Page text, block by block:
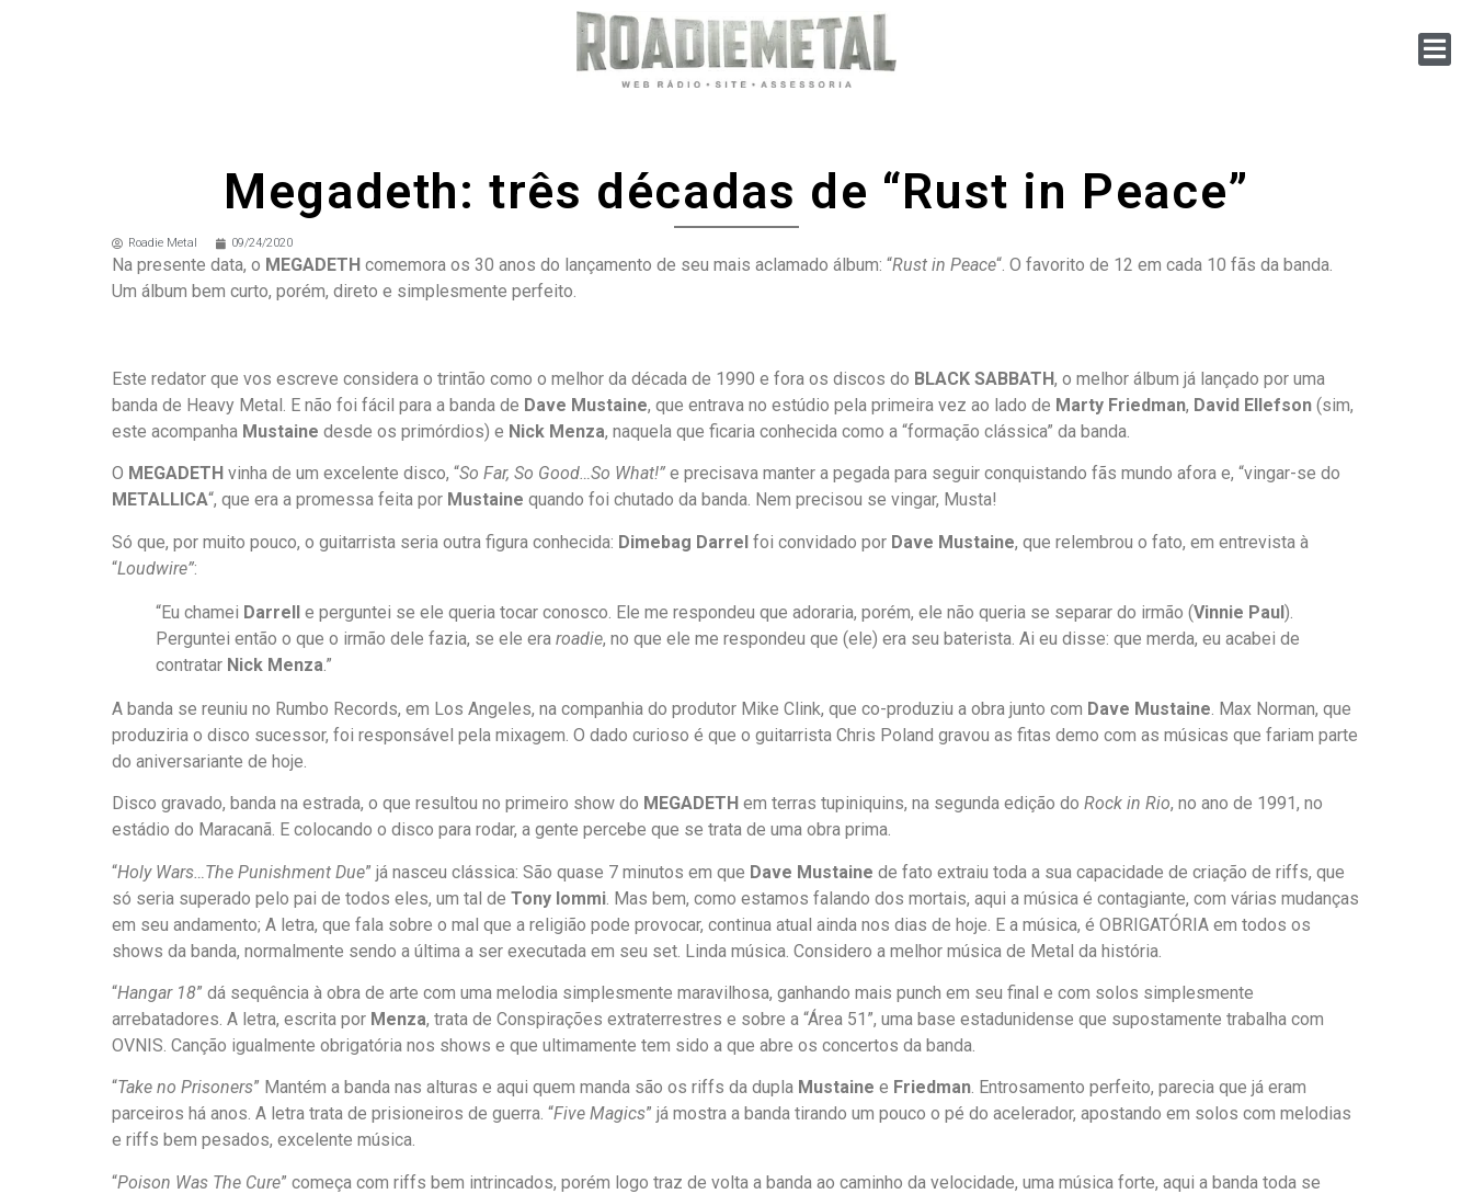
Megadeth: três décadas de “Rust in Peace”
Roadie Metal 09/24/2020
Na presente data, o MEGADETH comemora os 30 anos do lançamento de seu mais aclamado álbum: “Rust in Peace“. O favorito de 12 em cada 10 fãs da banda.
Um álbum bem curto, porém, direto e simplesmente perfeito.
Este redator que vos escreve considera o trintão como o melhor da década de 1990 e fora os discos do BLACK SABBATH, o melhor álbum já lançado por uma
banda de Heavy Metal. E não foi fácil para a banda de Dave Mustaine, que entrava no estúdio pela primeira vez ao lado de Marty Friedman, David Ellefson (sim,
este acompanha Mustaine desde os primórdios) e Nick Menza, naquela que ficaria conhecida como a “formação clássica” da banda.
O MEGADETH vinha de um excelente disco, “So Far, So Good…So What!” e precisava manter a pegada para seguir conquistando fãs mundo afora e, “vingar-se do
METALLICA“, que era a promessa feita por Mustaine quando foi chutado da banda. Nem precisou se vingar, Musta!
Só que, por muito pouco, o guitarrista seria outra figura conhecida: Dimebag Darrel foi convidado por Dave Mustaine, que relembrou o fato, em entrevista à
“Loudwire”:
“Eu chamei Darrell e perguntei se ele queria tocar conosco. Ele me respondeu que adoraria, porém, ele não queria se separar do irmão (Vinnie Paul).
Perguntei então o que o irmão dele fazia, se ele era roadie, no que ele me respondeu que (ele) era seu baterista. Ai eu disse: que merda, eu acabei de
contratar Nick Menza.”
A banda se reuniu no Rumbo Records, em Los Angeles, na companhia do produtor Mike Clink, que co-produziu a obra junto com Dave Mustaine. Max Norman, que
produziria o disco sucessor, foi responsável pela mixagem. O dado curioso é que o guitarrista Chris Poland gravou as fitas demo com as músicas que fariam parte
do aniversariante de hoje.
Disco gravado, banda na estrada, o que resultou no primeiro show do MEGADETH em terras tupiniquins, na segunda edição do Rock in Rio, no ano de 1991, no
estádio do Maracanã. E colocando o disco para rodar, a gente percebe que se trata de uma obra prima.
“Holy Wars…The Punishment Due” já nasceu clássica: São quase 7 minutos em que Dave Mustaine de fato extraiu toda a sua capacidade de criação de riffs, que
só seria superado pelo pai de todos eles, um tal de Tony Iommi . Mas bem, como estamos falando dos mortais, aqui a música é contagiante, com várias mudanças
em seu andamento; A letra, que fala sobre o mal que a religião pode provocar, continua atual ainda nos dias de hoje. E a música, é OBRIGATÓRIA em todos os
shows da banda, normalmente sendo a última a ser executada em seu set. Linda música. Considero a melhor música de Metal da história.
“Hangar 18” dá sequência à obra de arte com uma melodia simplesmente maravilhosa, ganhando mais punch em seu final e com solos simplesmente
arrebatadores. A letra, escrita por Menza, trata de Conspirações extraterrestres e sobre a “Área 51”, uma base estadunidense que supostamente trabalha com
OVNIS. Canção igualmente obrigatória nos shows e que ultimamente tem sido a que abre os concertos da banda.
“Take no Prisoners” Mantém a banda nas alturas e aqui quem manda são os riffs da dupla Mustaine e Friedman. Entrosamento perfeito, parecia que já eram
parceiros há anos. A letra trata de prisioneiros de guerra. “Five Magics” já mostra a banda tirando um pouco o pé do acelerador, apostando em solos com melodias
e riffs bem pesados, excelente música.
“Poison Was The Cure” começa com riffs bem intrincados, porém logo traz de volta a banda ao caminho da velocidade, uma música forte, aqui a banda toda se